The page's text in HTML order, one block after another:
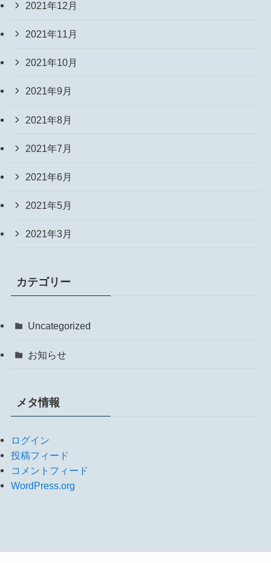
2021年12月
2021年11月
2021年10月
2021年9月
2021年8月
2021年7月
2021年6月
2021年5月
2021年3月
カテゴリー
Uncategorized
お知らせ
メタ情報
ログイン
投稿フィード
コメントフィード
WordPress.org